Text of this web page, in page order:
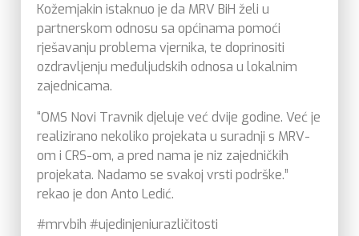
Kožemjakin istaknuo je da MRV BiH želi u
partnerskom odnosu sa općinama pomoći
rješavanju problema vjernika, te doprinositi
ozdravljenju međuljudskih odnosa u lokalnim
zajednicama.
“OMS Novi Travnik djeluje već dvije godine. Već je
realizirano nekoliko projekata u suradnji s MRV-
om i CRS-om, a pred nama je niz zajedničkih
projekata. Nadamo se svakoj vrsti podrške.”
rekao je don Anto Ledić.
#mrvbih #ujedinjeniurazličitosti